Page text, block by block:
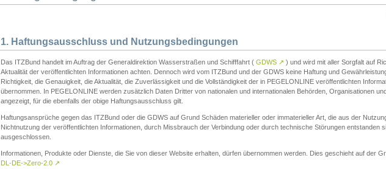
1. Haftungsausschluss und Nutzungsbedingungen
Das ITZBund handelt im Auftrag der Generaldirektion Wasserstraßen und Schifffahrt ( GDWS ↗ ) und wird mit aller Sorgfalt auf
Aktualität der veröffentlichten Informationen achten. Dennoch wird vom ITZBund und der GDWS keine Haftung und
Richtigkeit, die Genauigkeit, die Aktualität, die Zuverlässigkeit und die Vollständigkeit der in PEGELONLINE veröffentlichten
übernommen. In PEGELONLINE werden zusätzlich Daten Dritter von nationalen und internationalen Behörden, Organisationen
angezeigt, für die ebenfalls der obige Haftungsausschluss gilt.
Haftungsansprüche gegen das ITZBund oder die GDWS auf Grund Schäden materieller oder immaterieller Art, die aus der
Nichtnutzung der veröffentlichten Informationen, durch Missbrauch der Verbindung oder durch technische Störungen entstanden
ausgeschlossen.
Informationen, Produkte oder Dienste, die Sie von dieser Website erhalten, dürfen übernommen werden. Dies geschieht auf der
DL-DE->Zero-2.0 ↗